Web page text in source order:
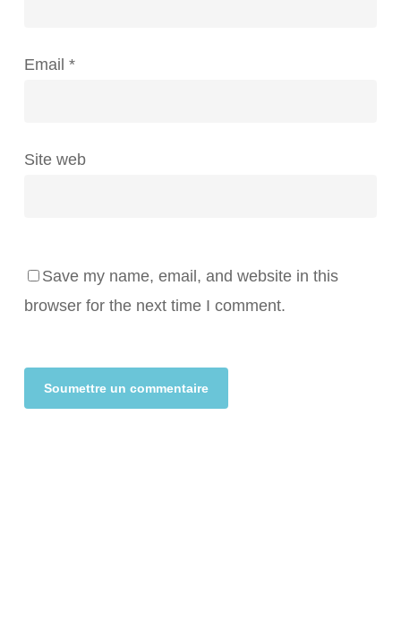
Email *
Site web
Save my name, email, and website in this
browser for the next time I comment.